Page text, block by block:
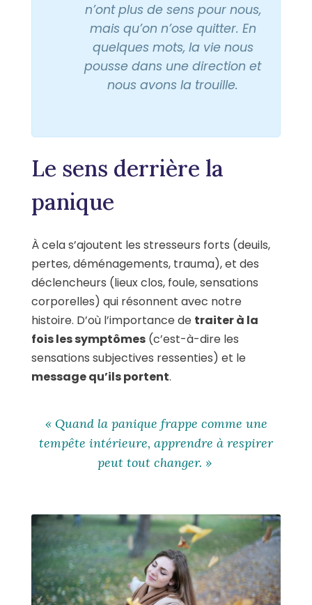
n’ont plus de sens pour nous,
mais qu’on n’ose quitter. En
quelques mots,la vie nous
pousse dans une direction et
nous avons la trouille.
Le sens derrière la
panique
À cela s’ajoutent les stresseurs forts (deuils,
pertes, déménagements, trauma), et des
déclencheurs (lieux clos, foule, sensations
corporelles) qui résonnent avec notre
histoire. D’où l’importance de traiter à la
fois les symptômes (c’est-à-dire les
sensations subjectives ressenties) et le
message qu’ils portent.
« Quand la panique frappe comme une
tempête intérieure, apprendre à respirer
peut tout changer. »